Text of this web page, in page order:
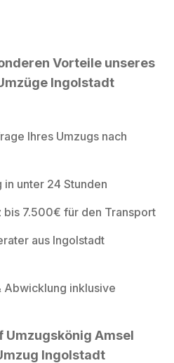
Vorteile unseres
Ingolstadt
Ihres Umzugs nach
unter 24 Stunden
bis 7.500€ für den Transport
aus Ingolstadt
Abwicklung inklusive
Umzugskönig Amsel
Ingolstadt